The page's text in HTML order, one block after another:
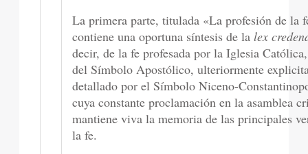
La primera parte, titulada «La profesión de la
contiene una oportuna síntesis de lalex
decir, de la fe profesada por la Iglesia
del Símbolo Apostólico, ulteriormente
detallado por el Símbolo Niceno-
cuya constante proclamación en la asamblea
mantiene viva la memoria de las principales
la fe.